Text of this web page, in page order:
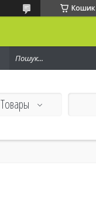
Кошик
Товары